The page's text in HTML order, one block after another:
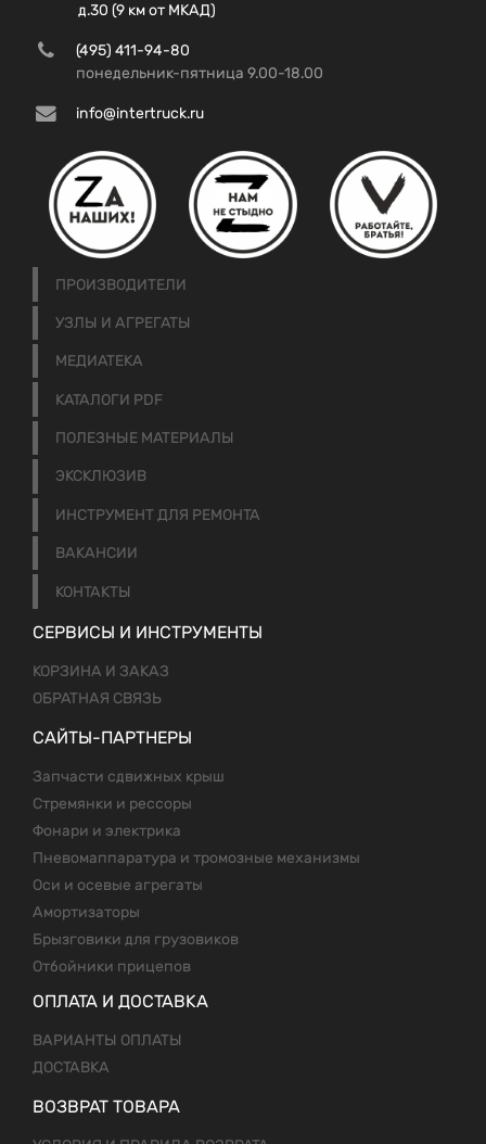
д.30 (9 км от МКАД)
(495) 411-94-80
понедельник-пятница 9.00-18.00
info@intertruck.ru
ПРОИЗВОДИТЕЛИ
УЗЛЫ И АГРЕГАТЫ
МЕДИАТЕКА
КАТАЛОГИ PDF
ПОЛЕЗНЫЕ МАТЕРИАЛЫ
ЭКСКЛЮЗИВ
ИНСТРУМЕНТ ДЛЯ РЕМОНТА
ВАКАНСИИ
КОНТАКТЫ
СЕРВИСЫ И ИНСТРУМЕНТЫ
КОРЗИНА И ЗАКАЗ
ОБРАТНАЯ СВЯЗЬ
САЙТЫ-ПАРТНЕРЫ
Запчасти сдвижных крыш
Стремянки и рессоры
Фонари и электрика
Пневомаппаратура и тромозные механизмы
Оси и осевые агрегаты
Амортизаторы
Брызговики для грузовиков
Отбойники прицепов
ОПЛАТА И ДОСТАВКА
ВАРИАНТЫ ОПЛАТЫ
ДОСТАВКА
ВОЗВРАТ ТОВАРА